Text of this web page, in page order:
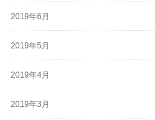
2019年6月
2019年5月
2019年4月
2019年3月